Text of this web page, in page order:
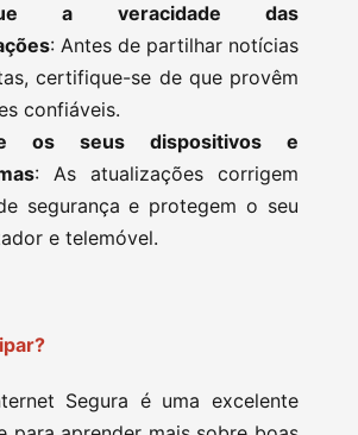
a veracidade das
: Antes de partilhar notícias
certifique-se de que provêm
confiáveis.
os seus dispositivos e
: As atualizações corrigem
segurança e protegem o seu
e telemóvel.
Segura é uma excelente